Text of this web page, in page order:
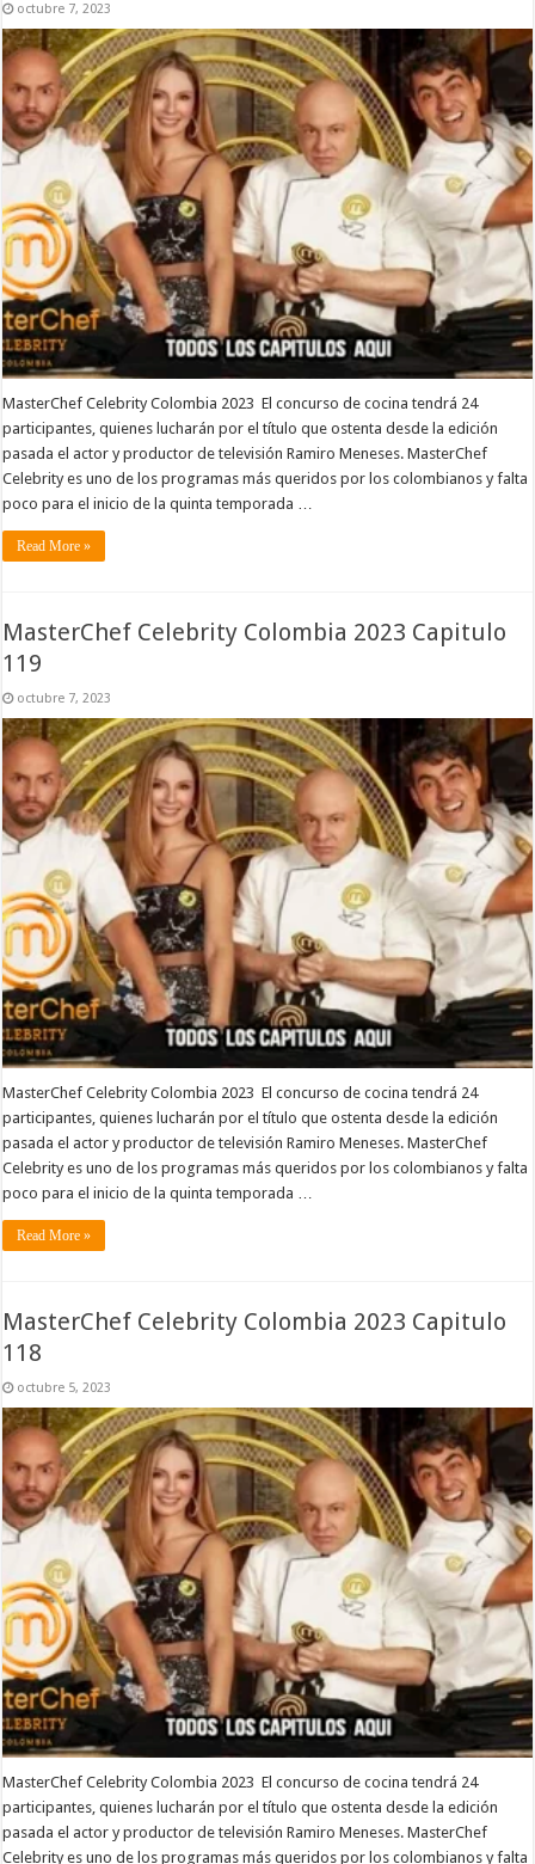
octubre 7, 2023
MasterChef Celebrity Colombia 2023 El concurso de cocina tendrá 24
participantes, quienes lucharán por el título que ostenta desde la edición
pasada el actor y productor de televisión Ramiro Meneses. MasterChef
Celebrity es uno de los programas más queridos por los colombianos y falta
poco para el inicio de la quinta temporada …
Read More »
MasterChef Celebrity Colombia 2023 Capitulo
119
octubre 7, 2023
MasterChef Celebrity Colombia 2023 El concurso de cocina tendrá 24
participantes, quienes lucharán por el título que ostenta desde la edición
pasada el actor y productor de televisión Ramiro Meneses. MasterChef
Celebrity es uno de los programas más queridos por los colombianos y falta
poco para el inicio de la quinta temporada …
Read More »
MasterChef Celebrity Colombia 2023 Capitulo
118
octubre 5, 2023
MasterChef Celebrity Colombia 2023 El concurso de cocina tendrá 24
participantes, quienes lucharán por el título que ostenta desde la edición
pasada el actor y productor de televisión Ramiro Meneses. MasterChef
Celebrity es uno de los programas más queridos por los colombianos y falta